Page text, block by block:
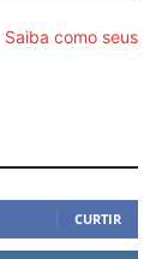
Saiba como seus
CURTIR